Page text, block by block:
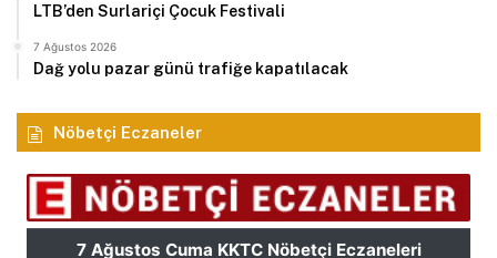
LTB’den Surlariçi Çocuk Festivali
7 Ağustos 2026
Dağ yolu pazar günü trafiğe kapatılacak
Nöbetçi Eczaneler